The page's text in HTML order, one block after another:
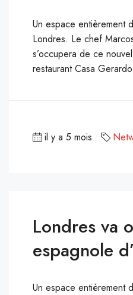
Un espace entièrement
Londres. Le chef
s’occupera de ce
restaurant Casa
il y a 5 mois
Londres va
espagnole
Un espace entièrement